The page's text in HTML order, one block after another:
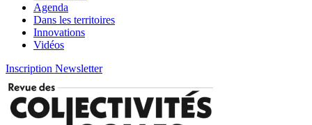
Agenda
Dans les territoires
Innovations
Vidéos
Inscription Newsletter